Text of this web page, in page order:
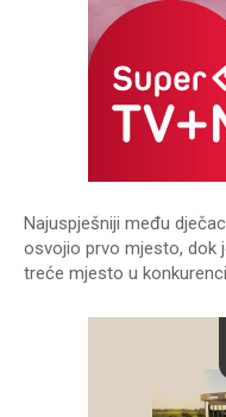
Najuspješniji među
osvojio prvo mjesto, dok
treće mjesto u